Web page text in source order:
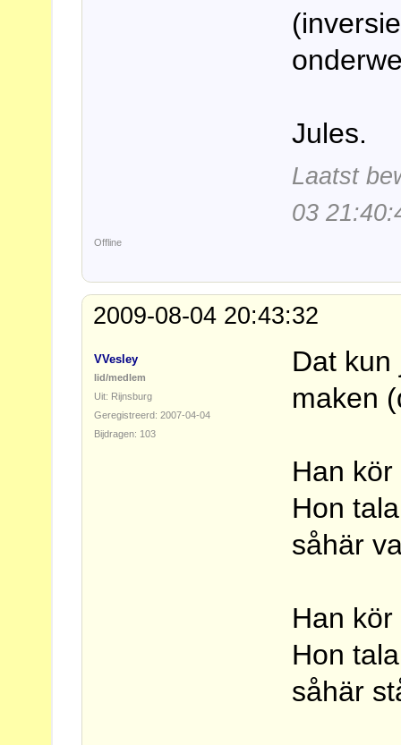
Jules.
Laatst
03
Offline
2009-08-04 20:43:32
VVesley
lid/medlem
Uit: Rijnsburg
Geregistreerd: 2007-04-04
Bijdragen: 103
Dat kun
maken
Han kör
Hon
såhär
Han
Hon
såhär